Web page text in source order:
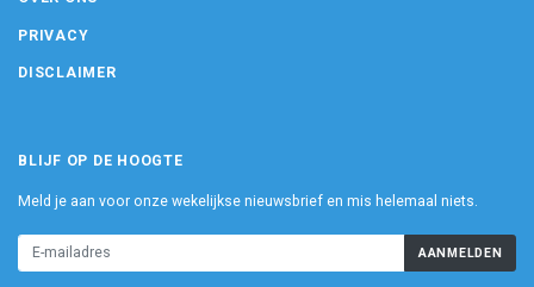
PRIVACY
DISCLAIMER
BLIJF OP DE HOOGTE
Meld je aan voor onze wekelijkse nieuwsbrief en mis helemaal niets.
AANMELDEN